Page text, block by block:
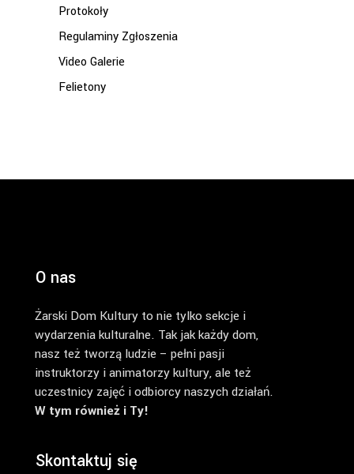
Protokoły
Regulaminy Zgłoszenia
Video Galerie
Felietony
O nas
Żarski Dom Kultury to nie tylko sekcje i
wydarzenia kulturalne. Tak jak każdy dom,
nasz też tworzą ludzie – pełni pasji
instruktorzy i animatorzy kultury, ale też
uczestnicy zajęć i odbiorcy naszych działań.
W tym również i Ty!
Skontaktuj się